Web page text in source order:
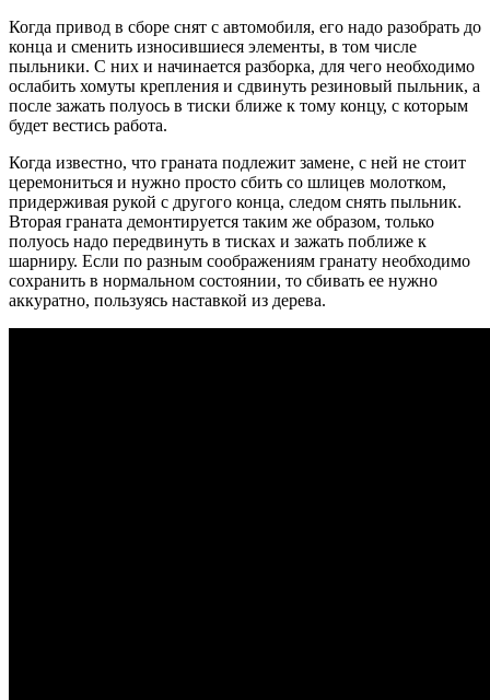
Когда привод в сборе снят с автомобиля, его надо разобрать до
конца и сменить износившиеся элементы, в том числе
пыльники. С них и начинается разборка, для чего необходимо
ослабить хомуты крепления и сдвинуть резиновый пыльник, а
после зажать полуось в тиски ближе к тому концу, с которым
будет вестись работа.
Когда известно, что граната подлежит замене, с ней не стоит
церемониться и нужно просто сбить со шлицев молотком,
придерживая рукой с другого конца, следом снять пыльник.
Вторая граната демонтируется таким же образом, только
полуось надо передвинуть в тисках и зажать поближе к
шарниру. Если по разным соображениям гранату необходимо
сохранить в нормальном состоянии, то сбивать ее нужно
аккуратно, пользуясь наставкой из дерева.